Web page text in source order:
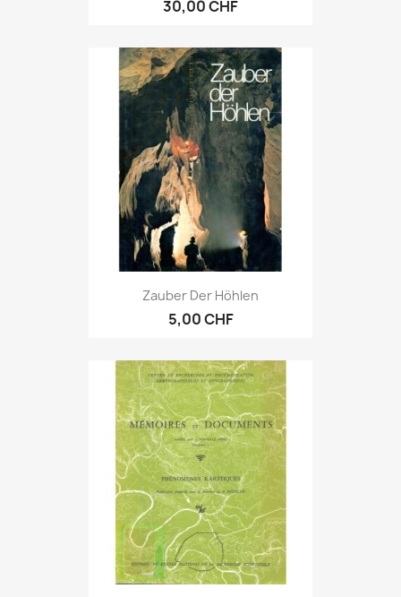
30,00 CHF
Zauber Der Höhlen
5,00 CHF